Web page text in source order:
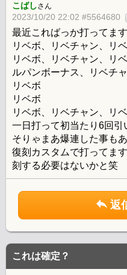
こばしさん
2023/10/20 22:02 #5564680
最近こればっか打ってます
リベボ、リベチャン、リ
リベボ、リベチャン、リ
ルパンボーナス、リベチ
リベボ
リベボ
リベボ、リベチャン、リ
一日打って初当たり6回引
そりゃまあ爆連した事も
復刻カスタムで打ってま
刻する必要はないかと笑
返
これは確定？